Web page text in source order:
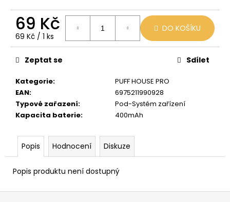
69 Kč
Měrná
cena:
69 Kč / 1 ks
DO KOŠÍKU
Kategorie:
PUFF HOUSE PRO
EAN:
6975211990928
Typové zařazení:
Pod-Systém zařízení
Kapacita baterie: 400mAh
Zeptat se Sdílet
Popis Hodnocení Diskuze
Popis produktu není dostupný
u
u
j
e
m
e
BLACK
BABOON
BLACK
BERG
16MG
800
59
Původně:
Z